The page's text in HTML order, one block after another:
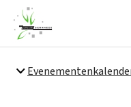
Snel naar